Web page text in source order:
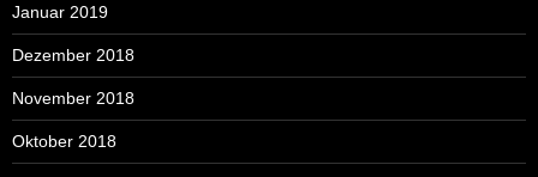
Januar 2019
Dezember 2018
November 2018
Oktober 2018